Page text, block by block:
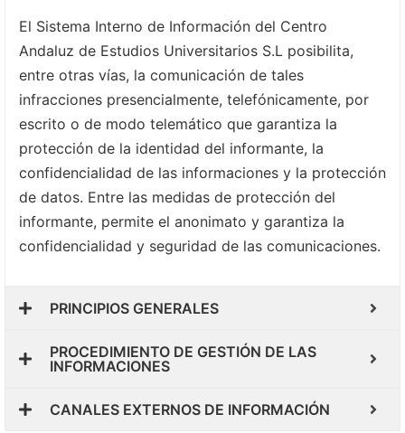
El Sistema Interno de Información del Centro
Andaluz de Estudios Universitarios S.L posibilita,
entre otras vías, la comunicación de tales
infracciones presencialmente, telefónicamente, por
escrito o de modo telemático que garantiza la
protección de la identidad del informante, la
confidencialidad de las informaciones y la protección
de datos. Entre las medidas de protección del
informante, permite el anonimato y garantiza la
confidencialidad y seguridad de las comunicaciones.
PRINCIPIOS GENERALES
PROCEDIMIENTO DE GESTIÓN DE LAS
INFORMACIONES
CANALES EXTERNOS DE INFORMACIÓN